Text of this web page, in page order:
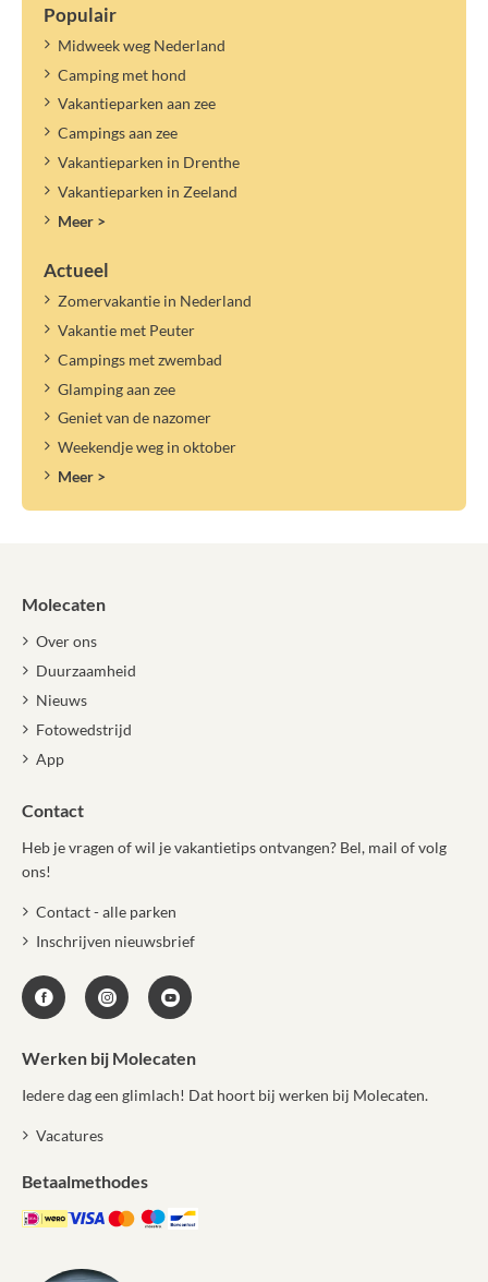
Populair
Midweek weg Nederland
Camping met hond
Vakantieparken aan zee
Campings aan zee
Vakantieparken in Drenthe
Vakantieparken in Zeeland
Meer >
Actueel
Zomervakantie in Nederland
Vakantie met Peuter
Campings met zwembad
Glamping aan zee
Geniet van de nazomer
Weekendje weg in oktober
Meer >
Molecaten
Over ons
Duurzaamheid
Nieuws
Fotowedstrijd
App
Contact
Heb je vragen of wil je vakantietips ontvangen? Bel, mail of volg
ons!
Contact - alle parken
Inschrijven nieuwsbrief
Werken bij Molecaten
Iedere dag een glimlach! Dat hoort bij werken bij Molecaten.
Vacatures
Betaalmethodes